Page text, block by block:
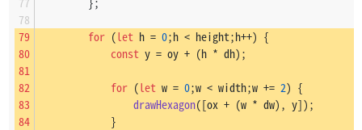
for (let h = 0;h < height;h++) {
const y = oy + (h * dh);
for (let w = 0;w < width;w += 2) {
drawHexagon([ox + (w * dw), y]);
            }